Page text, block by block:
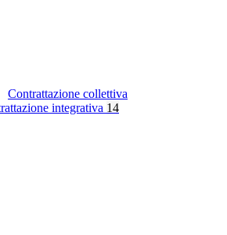
Contrattazione collettiva
integrativa 14